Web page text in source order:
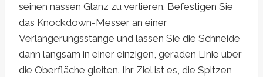
seinen nassen Glanz zu verlieren. Befestigen Sie
das Knockdown-Messer an einer
Verlängerungsstange und lassen Sie die Schneide
dann langsam in einer einzigen, geraden Linie über
die Oberfläche gleiten. Ihr Ziel ist es, die Spitzen